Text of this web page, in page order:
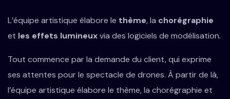
L’équipe artistique élabore le thème, la chorégraphie
et les effets lumineuxvia des logiciels de modélisation.
Tout commence par la demande du client, qui exprime
ses attentes pour le spectacle de drones. À partir de là,
l’équipe artistique élabore le thème, la chorégraphie et